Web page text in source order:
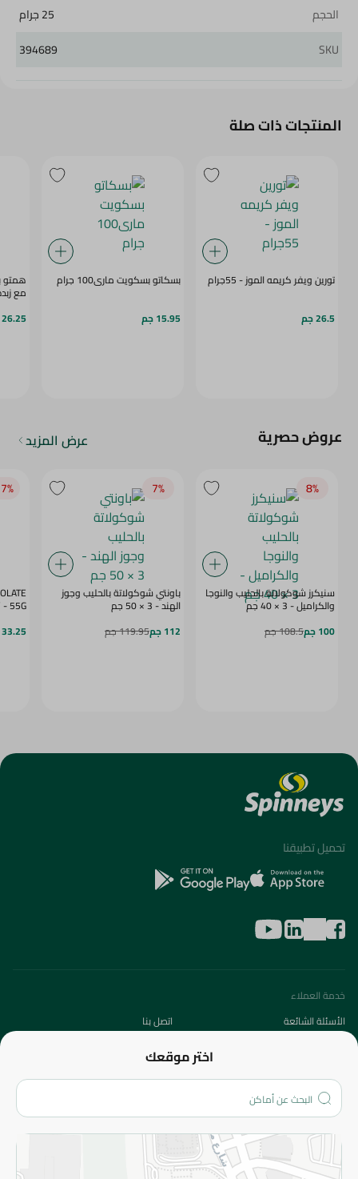
الحجم
25 جرام
SKU
394689
المنتجات ذات صلة
تورين ويفر كريمه الموز - 55جرام
26.5 جم
بسكاتو بسكويت مارى100 جرام
15.95 جم
همتو
مع زبده
26.25 جم
عروض حصرية عرض المزيد
8‎%‎
سنيكرز شوكولاتة بالحليب والنوجا
والكراميل - 3 × 40 جم
100 جم
108.5 جم
7‎%‎
باونتي شوكولاتة بالحليب وجوز
الهند - 3 × 50 جم
112 جم
119.95 جم
BERRY - 55G
33.25 جم
اختر موقعك
تحميل تطبيقنا
خدمة العملاء
الأسئلة الشائعة
اتصل بنا
من نحن؟
الفروع
المزيد
الاسترجاع
سياسة الاستخدام
سياسة الخصوصية